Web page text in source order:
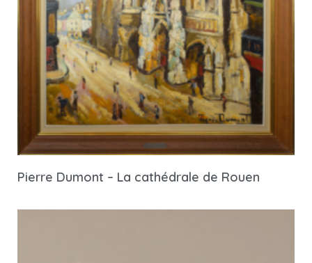
Pierre Dumont – La cathédrale de Rouen